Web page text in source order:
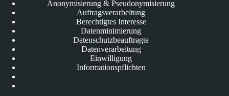
Anonymisierung & Pseudonymisierung
Auftragsverarbeitung
Berechtigtes Interesse
Datenminimierung
Datenschutzbeauftragte
Datenverarbeitung
Einwilligung
Informationspflichten